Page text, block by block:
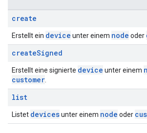
create
Erstellt ein device unter einem node oder
createSigned
Erstellt eine signierte device unter einem
customer
list
Listet devicesunter einem node oder